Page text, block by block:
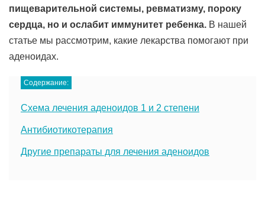
пищеварительной системы, ревматизму, пороку
сердца, но и ослабит иммунитет ребенка. В нашей
статье мы рассмотрим, какие лекарства помогают при
аденоидах.
Содержание:
Схема лечения аденоидов 1 и 2 степени
Антибиотикотерапия
Другие препараты для лечения аденоидов